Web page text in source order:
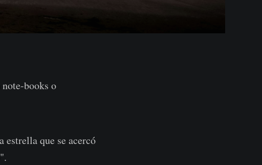
books o
estrella que se acercó
".